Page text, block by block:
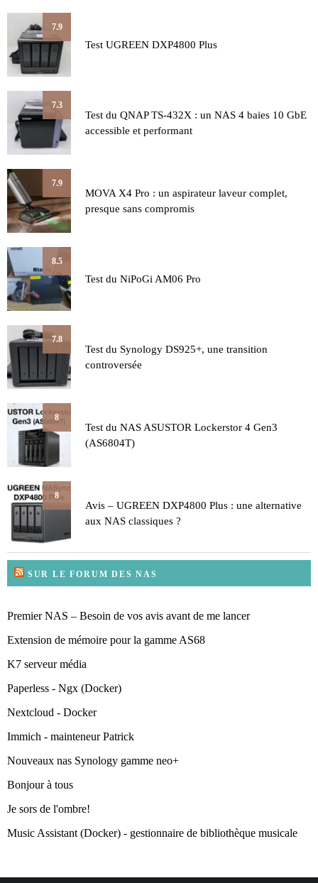
7.9
Test UGREEN DXP4800 Plus
7.3
Test du QNAP TS-432X : un NAS 4 baies 10 GbE
accessible et performant
7.9
MOVA X4 Pro : un aspirateur laveur complet,
presque sans compromis
8.5
Test du NiPoGi AM06 Pro
7.8
Test du Synology DS925+, une transition
controversée
8
Test du NAS ASUSTOR Lockerstor 4 Gen3
(AS6804T)
8
Avis – UGREEN DXP4800 Plus : une alternative
aux NAS classiques ?
SUR LE FORUM DES NAS
Premier NAS – Besoin de vos avis avant de me lancer
Extension de mémoire pour la gamme AS68
K7 serveur média
Paperless - Ngx (Docker)
Nextcloud - Docker
Immich - mainteneur Patrick
Nouveaux nas Synology gamme neo+
Bonjour à tous
Je sors de l'ombre!
Music Assistant (Docker) - gestionnaire de bibliothèque musicale